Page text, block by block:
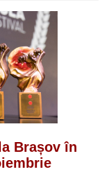
Brașov în